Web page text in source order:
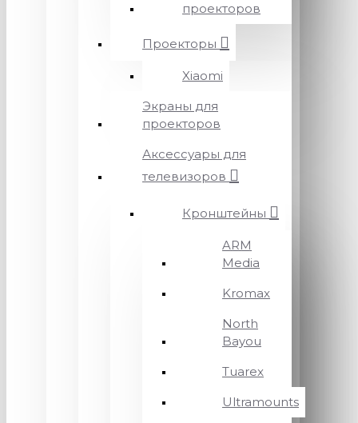
проекторов
Проекторы
Xiaomi
Экраны для
проекторов
Аксессуары для
телевизоров
Кронштейны
ARM
Media
Kromax
North
Bayou
Tuarex
Ultramounts